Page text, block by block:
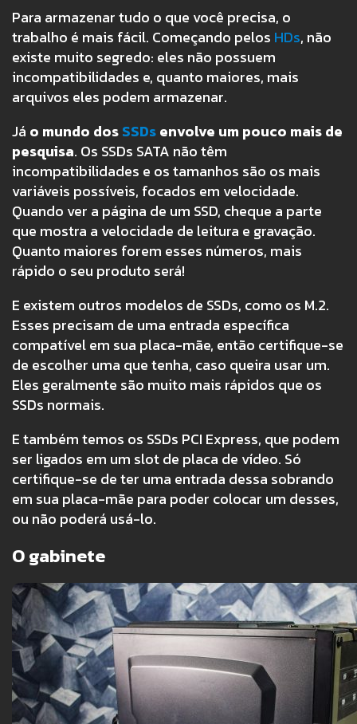
Para armazenar tudo o que você precisa, o
trabalho é mais fácil. Começando pelos HDs, não
existe muito segredo: eles não possuem
incompatibilidades e, quanto maiores, mais
arquivos eles podem armazenar.
Já o mundo dosSSDsenvolve um pouco mais de
pesquisa. Os SSDs SATA não têm
incompatibilidades e os tamanhos são os mais
variáveis possíveis, focados em velocidade.
Quando ver a página de um SSD, cheque a parte
que mostra a velocidade de leitura e gravação.
Quanto maiores forem esses números, mais
rápido o seu produto será!
E existem outros modelos de SSDs, como os M.2.
Esses precisam de uma entrada específica
compatível em sua placa-mãe, então certifique-se
de escolher uma que tenha, caso queira usar um.
Eles geralmente são muito mais rápidos que os
SSDs normais.
E também temos os SSDs PCI Express, que podem
ser ligados em um slot de placa de vídeo. Só
certifique-se de ter uma entrada dessa sobrando
em sua placa-mãe para poder colocar um desses,
ou não poderá usá-lo.
O gabinete